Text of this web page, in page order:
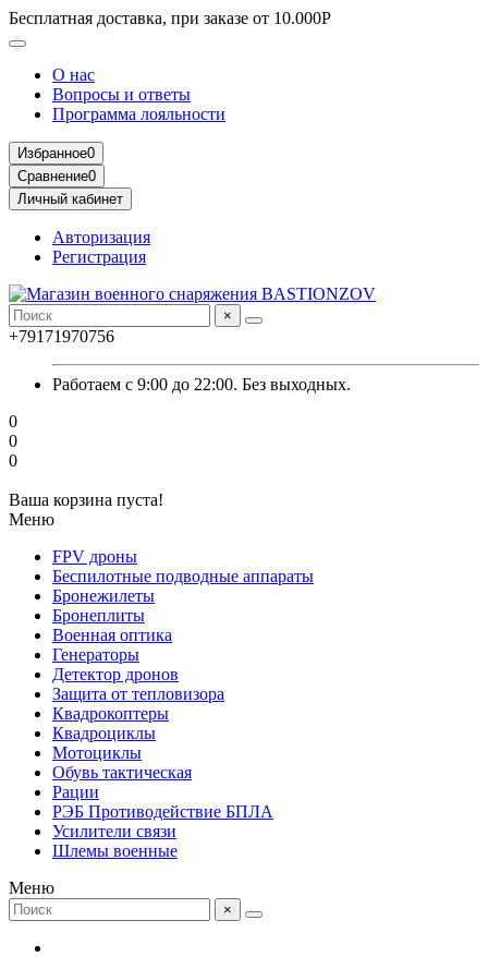
Бесплатная доставка, при заказе от 10.000Р
О нас
Вопросы и ответы
Программа лояльности
Избранное0
Сравнение0
Личный кабинет
Авторизация
Регистрация
×
+79171970756
Работаем с 9:00 до 22:00. Без выходных.
0
0
0
Ваша корзина пуста!
Меню
FPV дроны
Беспилотные подводные аппараты
Бронежилеты
Бронеплиты
Военная оптика
Генераторы
Детектор дронов
Защита от тепловизора
Квадрокоптеры
Квадроциклы
Мотоциклы
Обувь тактическая
Рации
РЭБ Противодействие БПЛА
Усилители связи
Шлемы военные
Меню
×